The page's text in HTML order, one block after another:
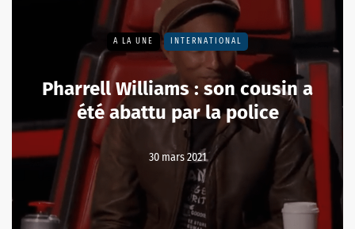
A LA UNE INTERNATIONAL
Pharrell Williams : son cousin a
été abattu par la police
30 mars 2021